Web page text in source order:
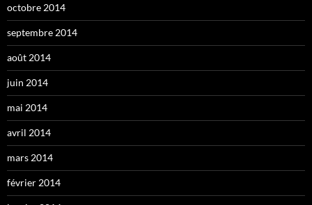
octobre 2014
septembre 2014
août 2014
juin 2014
mai 2014
avril 2014
mars 2014
février 2014